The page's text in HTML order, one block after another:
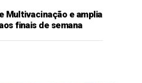
Multivacinação e amplia
finais de semana